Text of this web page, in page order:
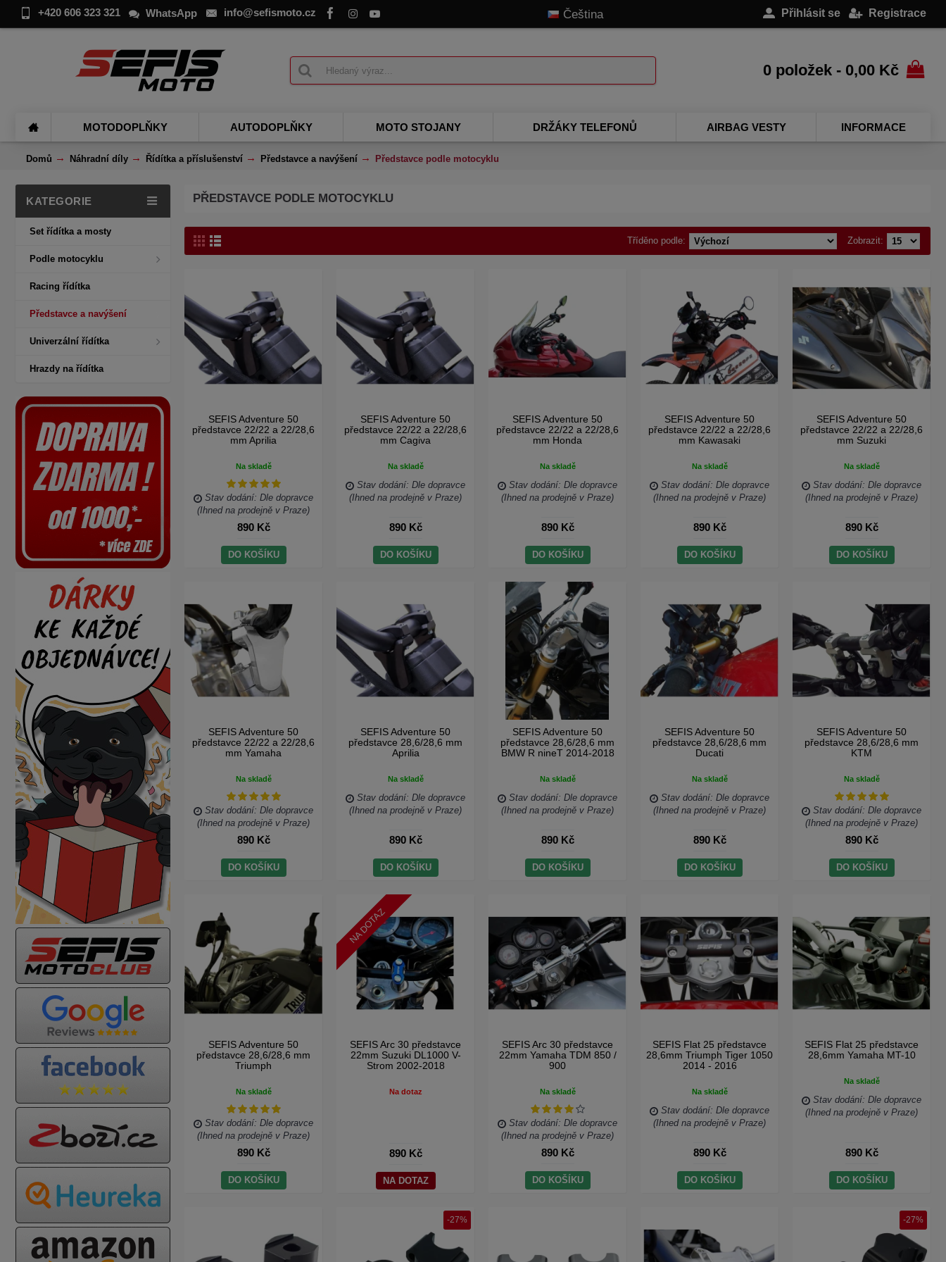
+420 606 323 321 WhatsApp info@sefismoto.cz Čeština Přihlásit se Registrace
0 položek - 0,00 Kč
MOTODOPLŇKY AUTODOPLŇKY MOTO STOJANY DRŽÁKY TELEFONŮ AIRBAG VESTY INFORMACE
Domů Náhradní díly Řídítka a příslušenství Představce a navýšení Představce podle motocyklu
KATEGORIE
Set řídítka a mosty
Podle motocyklu
Racing řídítka
Představce a navýšení
Univerzální řídítka
Hrazdy na řídítka
PŘEDSTAVCE PODLE MOTOCYKLU
Zobrazit:
Tříděno podle:
SEFIS Adventure 50
představce 22/22 a 22/28,6
mm Aprilia
Na skladě
Stav dodání: Dle dopravce
(Ihned na prodejně v Praze)
890 Kč
DO KOŠÍKU
SEFIS Adventure 50
představce 22/22 a 22/28,6
mm Cagiva
Na skladě
Stav dodání: Dle dopravce
(Ihned na prodejně v Praze)
890 Kč
DO KOŠÍKU
SEFIS Adventure 50
představce 22/22 a 22/28,6
mm Honda
Na skladě
Stav dodání: Dle dopravce
(Ihned na prodejně v Praze)
890 Kč
DO KOŠÍKU
SEFIS Adventure 50
představce 22/22 a 22/28,6
mm Kawasaki
Na skladě
Stav dodání: Dle dopravce
(Ihned na prodejně v Praze)
890 Kč
DO KOŠÍKU
SEFIS Adventure 50
představce 22/22 a 22/28,6
mm Suzuki
Na skladě
Stav dodání: Dle dopravce
(Ihned na prodejně v Praze)
890 Kč
DO KOŠÍKU
SEFIS Adventure 50
představce 22/22 a 22/28,6
mm Yamaha
Na skladě
Stav dodání: Dle dopravce
(Ihned na prodejně v Praze)
890 Kč
DO KOŠÍKU
SEFIS Adventure 50
představce 28,6/28,6 mm
Aprilia
Na skladě
Stav dodání: Dle dopravce
(Ihned na prodejně v Praze)
890 Kč
DO KOŠÍKU
SEFIS Adventure 50
představce 28,6/28,6 mm
BMW R nineT 2014-2018
Na skladě
Stav dodání: Dle dopravce
(Ihned na prodejně v Praze)
890 Kč
DO KOŠÍKU
SEFIS Adventure 50
představce 28,6/28,6 mm
Ducati
Na skladě
Stav dodání: Dle dopravce
(Ihned na prodejně v Praze)
890 Kč
DO KOŠÍKU
SEFIS Adventure 50
představce 28,6/28,6 mm
KTM
Na skladě
Stav dodání: Dle dopravce
(Ihned na prodejně v Praze)
890 Kč
DO KOŠÍKU
SEFIS Adventure 50
představce 28,6/28,6 mm
Triumph
Na skladě
Stav dodání: Dle dopravce
(Ihned na prodejně v Praze)
890 Kč
DO KOŠÍKU
NA DOTAZ
SEFIS Arc 30 představce
22mm Suzuki DL1000 V-
Strom 2002-2018
Na dotaz
890 Kč
NA DOTAZ
SEFIS Arc 30 představce
22mm Yamaha TDM 850 /
900
Na skladě
Stav dodání: Dle dopravce
(Ihned na prodejně v Praze)
890 Kč
DO KOŠÍKU
SEFIS Flat 25 představce
28,6mm Triumph Tiger 1050
2014 - 2016
Na skladě
Stav dodání: Dle dopravce
(Ihned na prodejně v Praze)
890 Kč
DO KOŠÍKU
SEFIS Flat 25 představce
28,6mm Yamaha MT-10
Na skladě
Stav dodání: Dle dopravce
(Ihned na prodejně v Praze)
890 Kč
DO KOŠÍKU
-27% -27%